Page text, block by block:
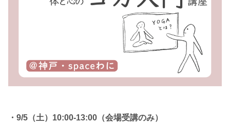
・9/5（土）10:00-13:00（会場受講のみ）